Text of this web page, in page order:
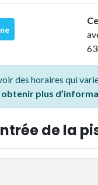
des horaires qui
plus
de la